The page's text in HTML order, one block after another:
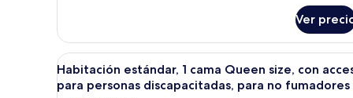
no
fumadores
1
cama
King
para
Ver
Abrir
todas
Una habitación de hotel con
21
Habitación estándar, 1 cama Queen size, con
para personas discapacitadas, para no fumadores